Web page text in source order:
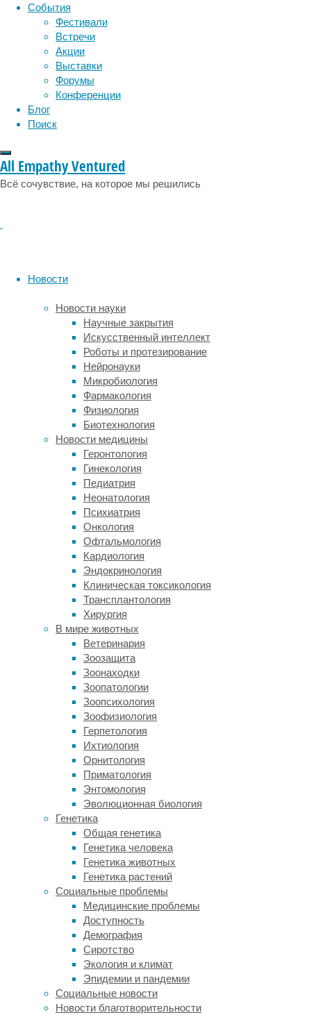
События
Фестивали
Встречи
Акции
Выставки
Форумы
Конференции
Блог
Поиск
All Empathy Ventured
Всё сочувствие, на которое мы решились
Новости
Новости науки
Научные закрытия
Искусственный интеллект
Роботы и протезирование
Нейронауки
Микробиология
Фармакология
Физиология
Биотехнология
Новости медицины
Геронтология
Гинекология
Педиатрия
Неонатология
Психиатрия
Онкология
Офтальмология
Кардиология
Эндокринология
Клиническая токсикология
Трансплантология
Хирургия
В мире животных
Ветеринария
Зоозащита
Зоонаходки
Зоопатологии
Зоопсихология
Зоофизиология
Герпетология
Ихтиология
Орнитология
Приматология
Энтомология
Эволюционная биология
Генетика
Общая генетика
Генетика человека
Генетика животных
Генетика растений
Социальные проблемы
Медицинские проблемы
Доступность
Демография
Сиротство
Экология и климат
Эпидемии и пандемии
Социальные новости
Новости благотворительности
возрастная
потеря
памяти
может
уже
начаться.
Но
восстановив
слух
исследовании,
в
Journal
the
American
Geriatrics
Society.
Ученые
наблюдали
около
2000
пожилых
людей
до
после
использования
слуховых
аппаратов
рамках
американского
национального
Исследования
Здоровья
Пенсионного
Обеспечения
Health
and
Retirement
Study).
«Мы
обнаружили,
что
скорость
снижения
когнитивных
способностей
замедлилась
на
75%
после
внедрения
слуховых
аппаратов.
Это
поведение
сон социальные проблемы
физиология
эмоции эпидемия